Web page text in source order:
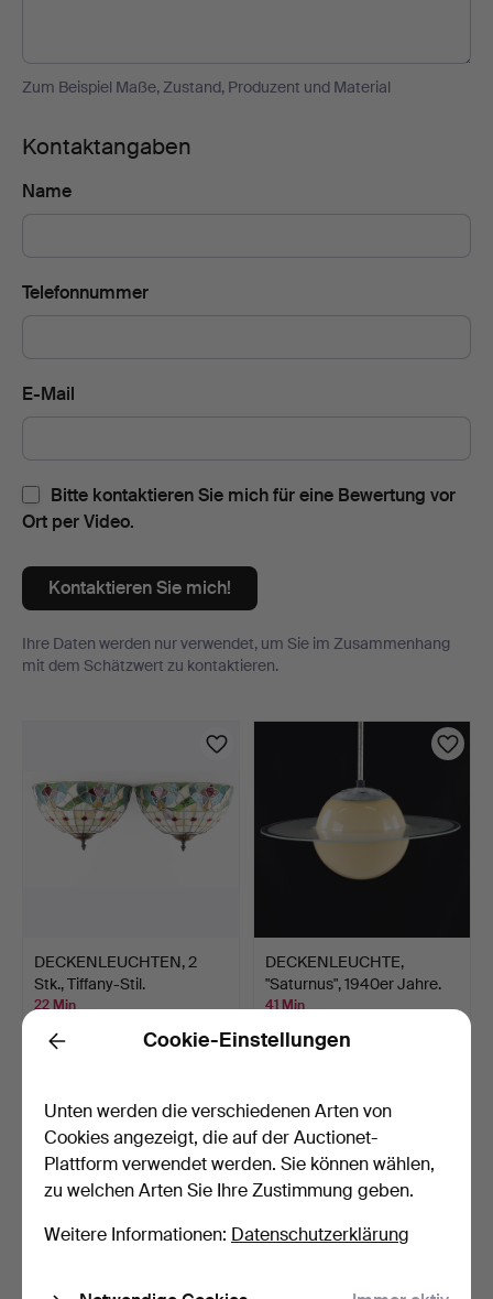
Zum Beispiel Maße, Zustand, Produzent und Material
Kontaktangaben
Name
Telefonnummer
E-Mail
Bitte kontaktieren Sie mich für eine Bewertung vor
Ort per Video.
Kontaktieren Sie mich!
Ihre Daten werden nur verwendet, um Sie im Zusammenhang
mit dem Schätzwert zu kontaktieren.
DECKENLEUCHTEN, 2
Stk., Tiffany-Stil.
22 Min
20 Gebote
143 USD
DECKENLEUCHTE,
"Saturnus", 1940er Jahre.
41 Min
16 Gebote
95 USD
Back Cookie-Einstellungen
Unten werden die verschiedenen Arten von
Cookies angezeigt, die auf der Auctionet-
Plattform verwendet werden. Sie können wählen,
zu welchen Arten Sie Ihre Zustimmung geben.
Weitere Informationen: Datenschutzerklärung